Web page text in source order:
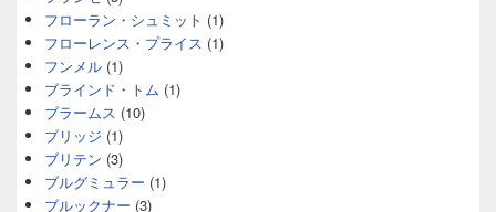
フローラン・シュミット (1)
フローレンス・プライス (1)
フンメル (1)
ブラインド・トム (1)
ブラームス (10)
ブリッジ (1)
ブリテン (3)
ブルグミュラー (1)
ブルックナー (3)